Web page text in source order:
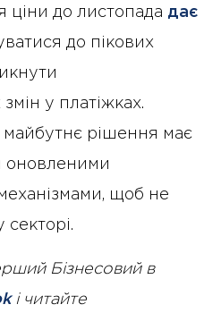
ціни до листопада дає
до пікових
у платіжках.
майбутнє рішення має
оновленими
щоб не
секторі.
Бізнесовий в
і читайте